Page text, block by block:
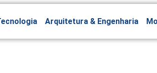
Arquitetura & Engenharia